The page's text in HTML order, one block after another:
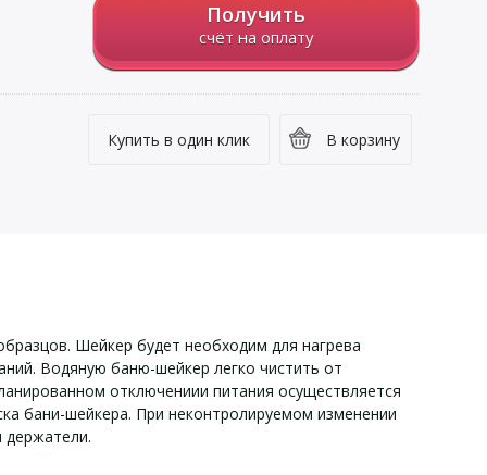
Получить
счёт на оплату
В корзину
Купить в один клик
Шейкер будет необходим для нагрева
Водяную баню-шейкер легко чистить от
отключениии питания осуществляется
бани-шейкера. При неконтролируемом изменении
держатели.